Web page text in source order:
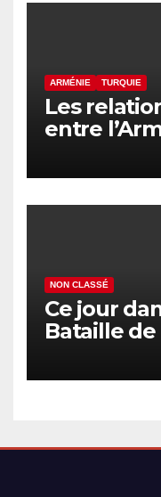
ARMÉNIE TURQUIE
Les
entre
NON CLASSÉ
Ce jour
Bataille